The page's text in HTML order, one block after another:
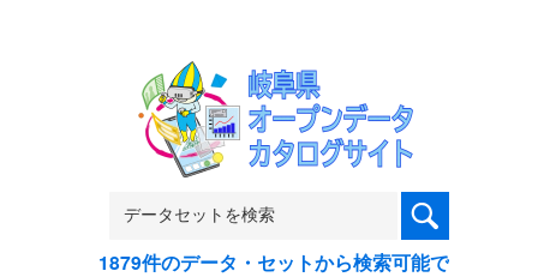
1879件のデータ・セットから検索可能で